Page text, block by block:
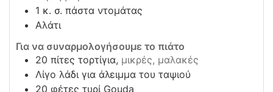
1 κ. σ. πάστα ντομάτας
Αλάτι
Για να συναρμολογήσουμε το πιάτο
20 πίτες τορτίγια, μικρές, μαλακές
Λίγο λάδι για άλειμμα του ταψιού
20 φέτες τυρί Gouda